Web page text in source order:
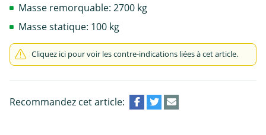
Masse remorquable: 2700 kg
Masse statique: 100 kg
Cliquez ici pour voir les contre-indications liées à cet article.
Recommandez cet article: